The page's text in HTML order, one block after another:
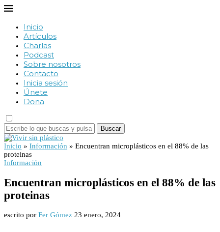
Inicio
Artículos
Charlas
Podcast
Sobre nosotros
Contacto
Inicia sesión
Únete
Dona
Buscar
Inicio » Información » Encuentran microplásticos en el 88% de las
proteinas
Información
Encuentran microplásticos en el 88% de las
proteinas
escrito por Fer Gómez 23 enero, 2024